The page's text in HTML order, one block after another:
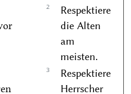
2
Respektiere
die Alten
am
meisten.
3
Respektiere
Herrscher